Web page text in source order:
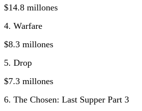
$14.8 millones
4. Warfare
$8.3 millones
5. Drop
$7.3 millones
6. The Chosen: Last Supper Part 3